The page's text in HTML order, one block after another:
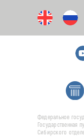
Федеральное
Государственная
Сибирского